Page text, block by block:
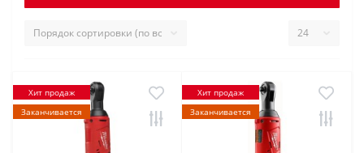
Хит продаж
Заканчивается
Хит продаж
Заканчивается